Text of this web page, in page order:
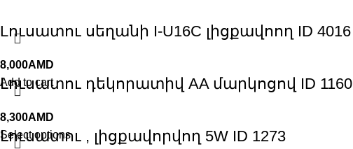
Lուսատու սեղանի I-U16C լիցքավոող ID 4016
8,000AMD
Add to cart
Լուսատու դեկորատիվ AA մարկոցով ID 1160
8,300AMD
Select options
Լուսատու , լիցքավորվող 5W ID 1273